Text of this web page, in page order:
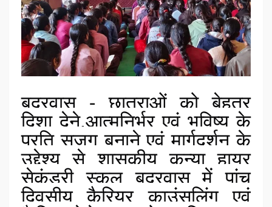
बदरवास - छात्राओं को बेहतर
दिशा देने,आत्मनिर्भर एवं भविष्य के
प्रति सजग बनाने एवं मार्गदर्शन के
उद्देश्य से शासकीय कन्या हायर
सेकंडरी स्कूल बदरवास में पांच
दिवसीय कैरियर काउंसलिंग एवं